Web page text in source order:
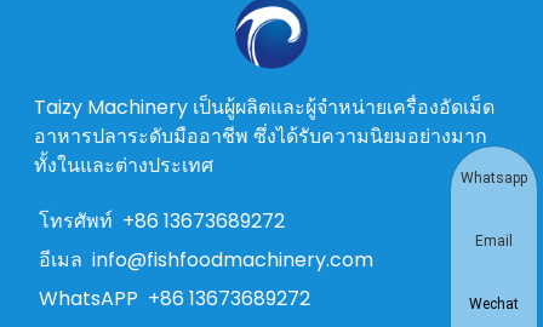
Taizy Machinery เป็นผู้ผลิตและผู้จำหน่ายเครื่องอัดเม็ด
อาหารปลาระดับมืออาชีพ ซึ่งได้รับความนิยมอย่างมาก
ทั้งในและต่างประเทศ
โทรศัพท์ +86 13673689272
อีเมล info@fishfoodmachinery.com
WhatsAPP +86 13673689272
Whatsapp
Email
Wechat